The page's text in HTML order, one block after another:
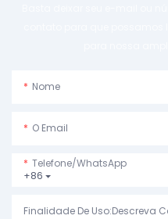
Nome
O Email
+86
Telefone/WhatsApp